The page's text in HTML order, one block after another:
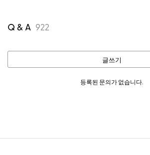
Q & A 922
글쓰기
등록된 문의가 없습니다.